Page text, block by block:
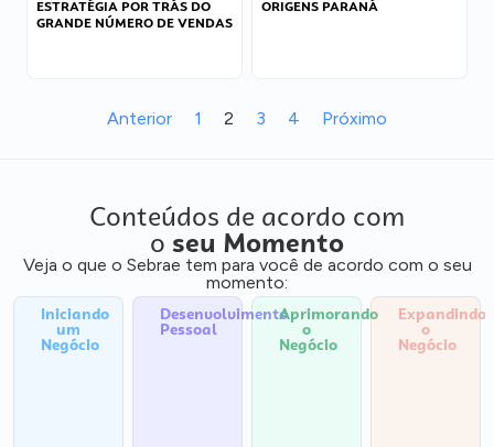
ESTRATÉGIA POR TRÁS DO
GRANDE NÚMERO DE VENDAS
ORIGENS PARANÁ
Anterior 1 2 3 4 Próximo
Conteúdos de acordo com
o seu Momento
Veja o que o Sebrae tem para você de acordo com o seu
momento:
Iniciando
um
Negócio
Desenvolvimento
Pessoal
Aprimorando
o
Negócio
Expandindo
o
Negócio